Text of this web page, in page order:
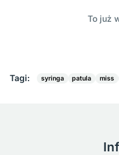
To już
Tagi: syringa patula miss